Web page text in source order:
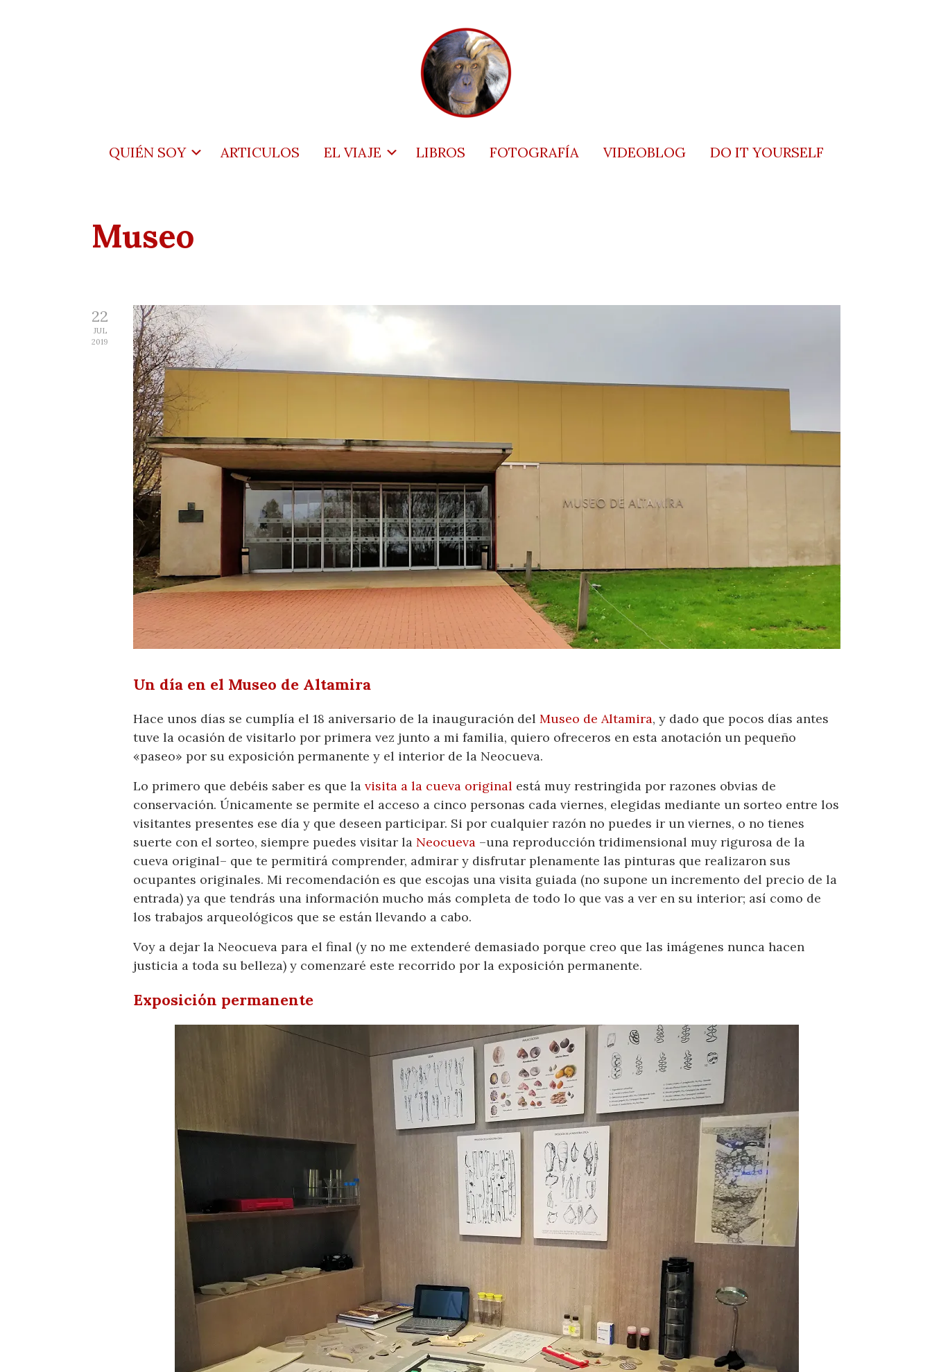
QUIÉN SOY ARTICULOS EL VIAJE LIBROS FOTOGRAFÍA VIDEOBLOG DO IT YOURSELF
Museo
22
JUL
2019
Un día en el Museo de Altamira
Hace unos días se cumplía el 18 aniversario de la inauguración del Museo de Altamira, y dado que pocos días antes
tuve la ocasión de visitarlo por primera vez junto a mi familia, quiero ofreceros en esta anotación un pequeño
«paseo» por su exposición permanente y el interior de la Neocueva.
Lo primero que debéis saber es que la visita a la cueva original está muy restringida por razones obvias de
conservación. Únicamente se permite el acceso a cinco personas cada viernes, elegidas mediante un sorteo entre los
visitantes presentes ese día y que deseen participar. Si por cualquier razón no puedes ir un viernes, o no tienes
suerte con el sorteo, siempre puedes visitar la Neocueva –una reproducción tridimensional muy rigurosa de la
cueva original– que te permitirá comprender, admirar y disfrutar plenamente las pinturas que realizaron sus
ocupantes originales. Mi recomendación es que escojas una visita guiada (no supone un incremento del precio de la
entrada) ya que tendrás una información mucho más completa de todo lo que vas a ver en su interior; así como de
los trabajos arqueológicos que se están llevando a cabo.
Voy a dejar la Neocueva para el final (y no me extenderé demasiado porque creo que las imágenes nunca hacen
justicia a toda su belleza) y comenzaré este recorrido por la exposición permanente.
Exposición permanente